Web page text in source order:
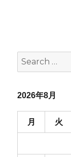
Search
for:
2026年8月
月 火